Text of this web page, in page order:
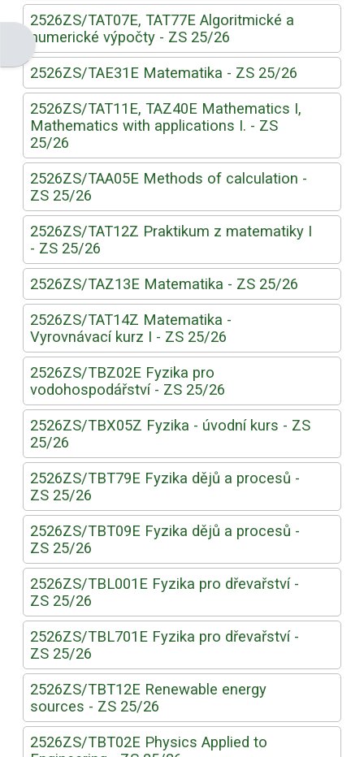
Otevřít panel bloku
2526ZS/TAT07E, TAT77E Algoritmické a
numerické výpočty - ZS 25/26
2526ZS/TAE31E Matematika - ZS 25/26
2526ZS/TAT11E, TAZ40E Mathematics I,
Mathematics with applications I. - ZS
25/26
2526ZS/TAA05E Methods of calculation -
ZS 25/26
2526ZS/TAT12Z Praktikum z matematiky I
- ZS 25/26
2526ZS/TAZ13E Matematika - ZS 25/26
2526ZS/TAT14Z Matematika -
Vyrovnávací kurz I - ZS 25/26
2526ZS/TBZ02E Fyzika pro
vodohospodářství - ZS 25/26
2526ZS/TBX05Z Fyzika - úvodní kurs - ZS
25/26
2526ZS/TBT79E Fyzika dějů a procesů -
ZS 25/26
2526ZS/TBT09E Fyzika dějů a procesů -
ZS 25/26
2526ZS/TBL001E Fyzika pro dřevařství -
ZS 25/26
2526ZS/TBL701E Fyzika pro dřevařství -
ZS 25/26
2526ZS/TBT12E Renewable energy
sources - ZS 25/26
2526ZS/TBT02E Physics Applied to